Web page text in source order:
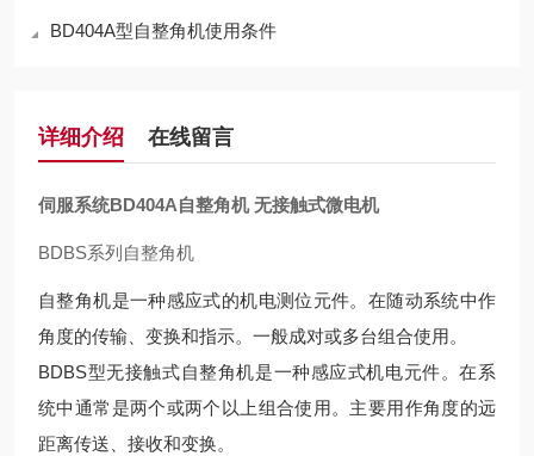
BD404A型自整角机使用条件
详细介绍 在线留言
伺服系统BD404A自整角机 无接触式微电机
BDBS系列自整角机
自整角机是一种感应式的机电测位元件。在随动系统中作
角度的传输、变换和指示。一般成对或多台组合使用。
BDBS型无接触式自整角机是一种感应式机电元件。在系
统中通常是两个或两个以上组合使用。主要用作角度的远
距离传送、接收和变换。